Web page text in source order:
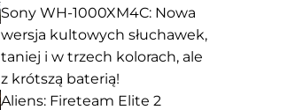
Sony WH-1000XM4C: Nowa
wersja kultowych słuchawek,
taniej i w trzech kolorach, ale
z krótszą baterią!
Aliens: Fireteam Elite 2